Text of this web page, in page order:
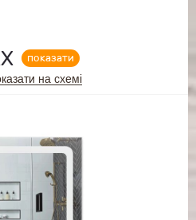
показати
на схемі